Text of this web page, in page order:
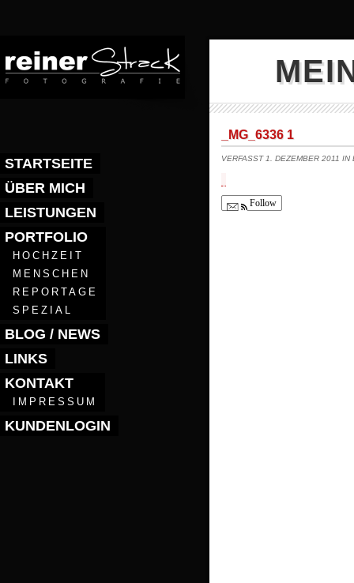
STARTSEITE
ÜBER MICH
LEISTUNGEN
PORTFOLIO
HOCHZEIT
MENSCHEN
REPORTAGE
SPEZIAL
BLOG / NEWS
LINKS
KONTAKT
IMPRESSUM
KUNDENLOGIN
_MG_6336 1
VERFASST 1. DEZEMBER 2011
Follow